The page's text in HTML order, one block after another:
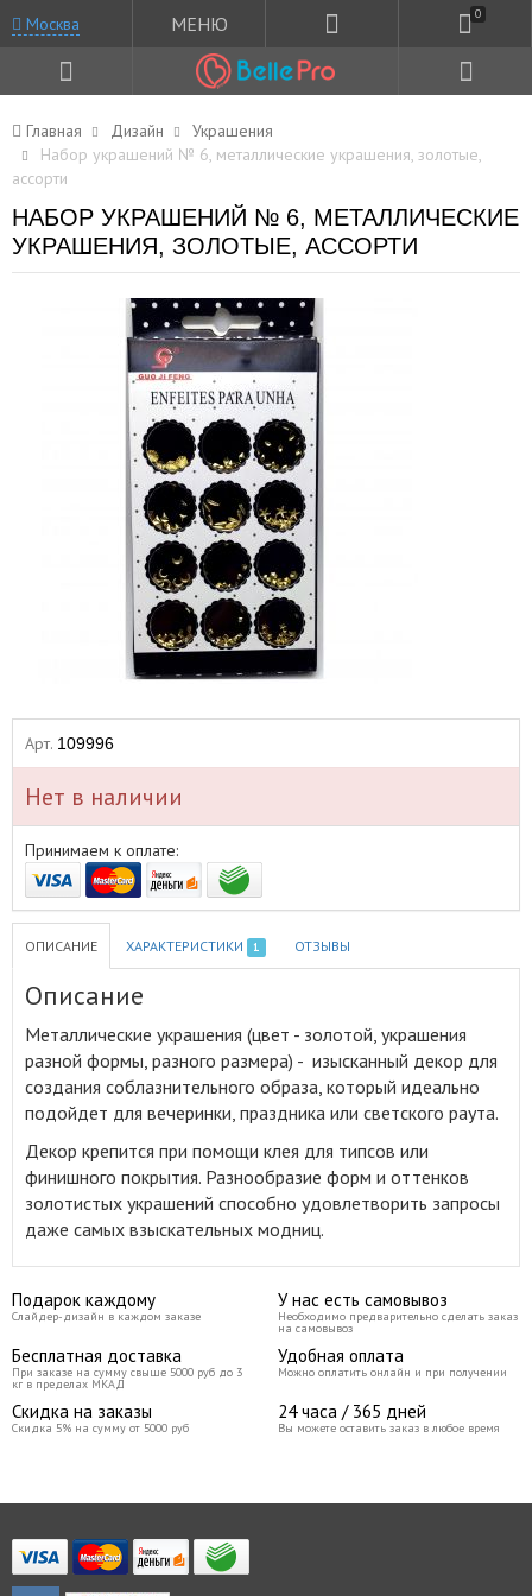
Москва МЕНЮ 0
Главная Дизайн
Украшения
Набор украшений № 6, металлические украшения, золотые,
ассорти
НАБОР УКРАШЕНИЙ № 6, МЕТАЛЛИЧЕСКИЕ
УКРАШЕНИЯ, ЗОЛОТЫЕ, АССОРТИ
Арт. 109996
Нет в наличии
Принимаем к оплате:
ОПИСАНИЕ ХАРАКТЕРИСТИКИ 1 ОТЗЫВЫ
Описание
Металлические украшения (цвет - золотой, украшения
разной формы, разного размера) - изысканный декор для
создания соблазнительного образа, который идеально
подойдет для вечеринки, праздника или светского раута.
Декор крепится при помощи клея для типсов или
финишного покрытия. Разнообразие форм и оттенков
золотистых украшений способно удовлетворить запросы
даже самых взыскательных модниц.
Подарок каждому
Слайдер-дизайн в каждом заказе
У нас есть самовывоз
Необходимо предварительно сделать заказ
на самовывоз
Бесплатная доставка
При заказе на сумму свыше 5000 руб до 3
кг в пределах МКАД
Удобная оплата
Можно оплатить онлайн и при получении
Скидка на заказы
Скидка 5% на сумму от 5000 руб
24 часа / 365 дней
Вы можете оставить заказ в любое время